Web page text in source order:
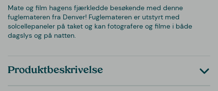
Mate og film hagens fjærkledde besøkende med denne
fuglemateren fra Denver! Fuglemateren er utstyrt med
solcellepaneler på taket og kan fotografere og filme i både
dagslys og på natten.
Produktbeskrivelse